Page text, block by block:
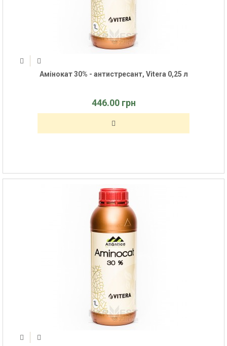
Амінокат 30% - антистресант, Vitera 0,25 л
446.00 грн